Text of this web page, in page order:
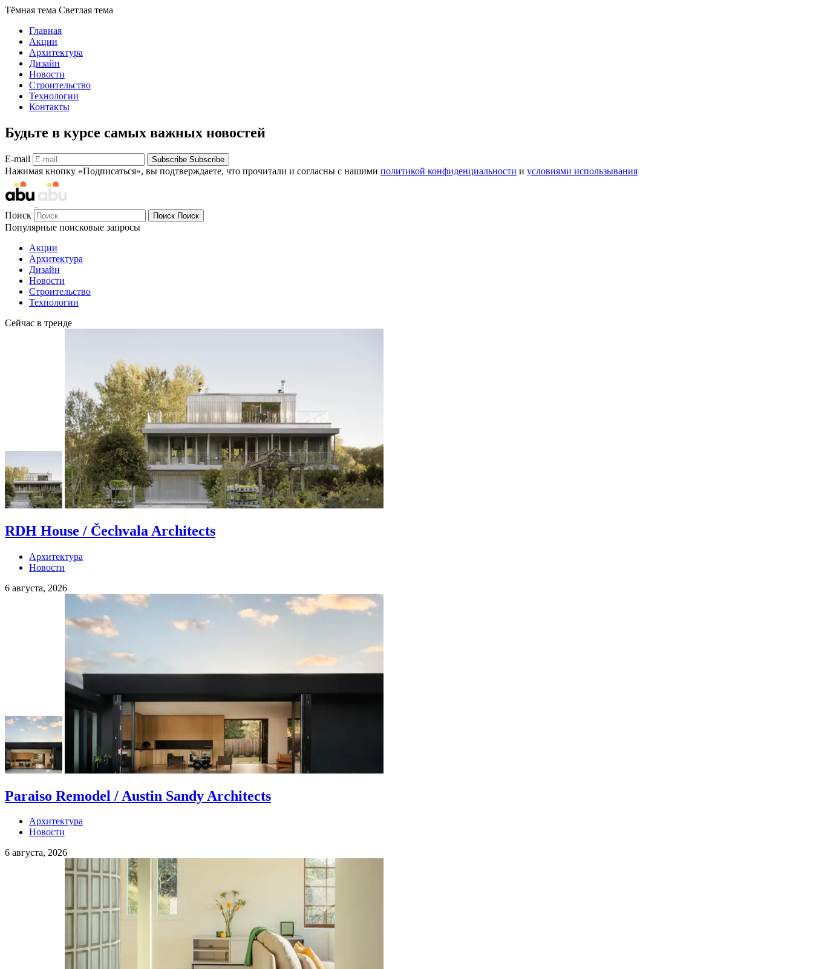
Тёмная тема Светлая тема
Главная
Акции
Архитектура
Дизайн
Новости
Строительство
Технологии
Контакты
Будьте в курсе самых важных новостей
E-mail Subscribe Subscribe
Нажимая кнопку «Подписаться», вы подтверждаете, что прочитали и согласны с нашими политикой конфиденциальности и условиями использывания
Поиск Поиск Поиск
Популярные поисковые запросы
Акции
Архитектура
Дизайн
Новости
Строительство
Технологии
Сейчас в тренде
RDH House / Čechvala Architects
Архитектура
Новости
6 августа, 2026
Paraiso Remodel / Austin Sandy Architects
Архитектура
Новости
6 августа, 2026